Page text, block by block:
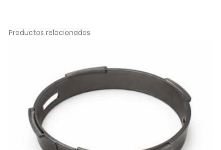
Productos relacionados